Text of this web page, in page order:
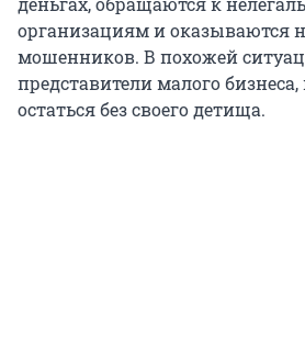
организациям и оказываются
мошенников. В похожей
представители малого
остаться без своего детища.